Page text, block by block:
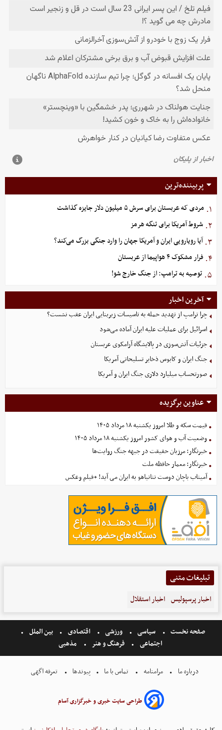
پربیننده‌ترین
۱. مردی که عربستان برای سرش ۵ میلیون دلار جایزه گذاشت
۲. شروط آمریکا برای تنگه هرمز
۳. آیا رویارویی ایران و آمریکا جهان را وارد جنگی بزرگ می‌کند؟
۴. فرار مشکوک ۴ هواپیما از عربستان
۵. توصیه به ترامپ: از جنگ خارج شو!
آخرین اخبار
چرا ترامپ از تهدید حمله به تاسیسات زیربنایی ایران عقب نشست؟
اسرائیل برای عملیات علیه ایران آماده می‌شود
جزئیات آتش‌سوزی در پالایشگاه آرامکوی عربستان
جنگ ایران و کابوس ذخایر تسلیحاتی آمریکا
صورتحساب میلیارد دلاری جنگ ایران و آمریکا
عناوین برگزیده
قیمت سکه و طلا امروز یکشنبه ۱۸ مرداد ۱۴۰۵
وضعیت آب و هوای کشور امروز یکشنبه ۱۸ مرداد ۱۴۰۵
خبرنگار؛ مرزبان حقیقت در جبهه جنگ روایت‌ها
خبرنگار؛ معمار حافظه ملت
آمیتاب باچان دوست نتانیاهو به ایران می آید! +فیلم وعکس
تبلیغات متنی
اخبار پرسپولیس اخبار استقلال
صفحه نخست سیاسی ورزشی اقتصادی
بین الملل
اجتماعی
فرهنگ و هنر مذهبی
درباره ما مرامنامه تماس با ما پیوندها تعرفه اگهی
طراحی سایت خبری و خبرگزاری آسام